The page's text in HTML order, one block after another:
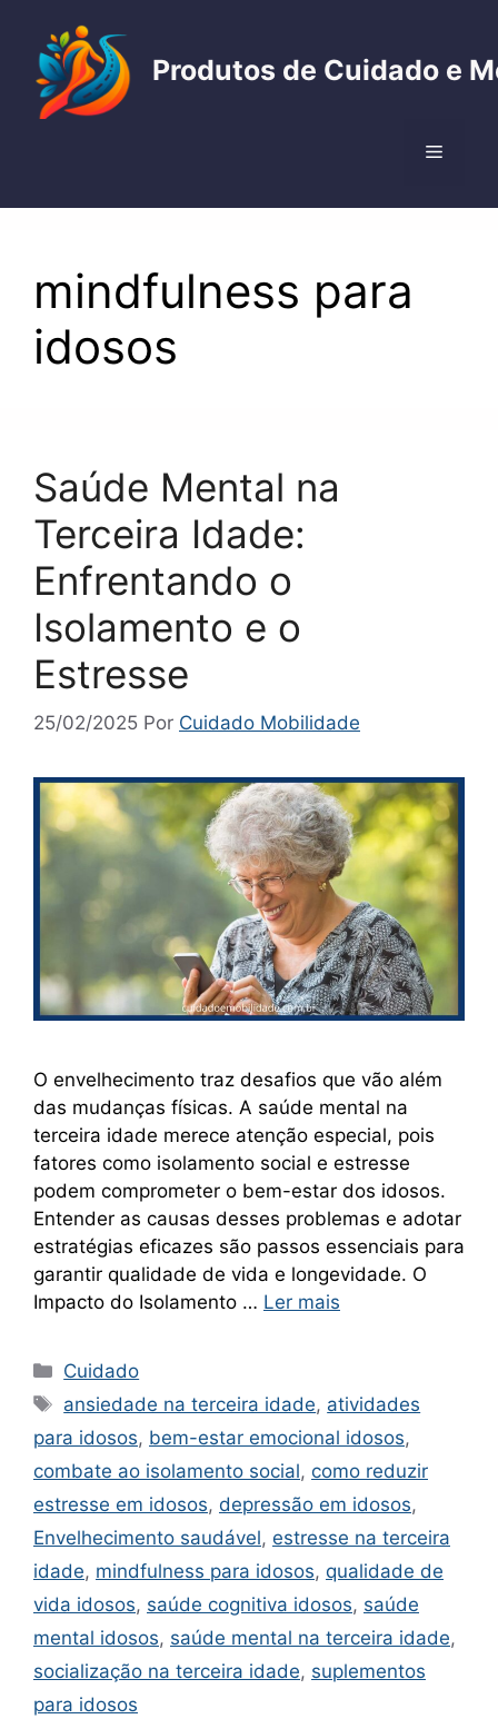
conteúdo
Produtos de Cuidado e
Menu
mindfulness para
idosos
Saúde Mental na
Terceira Idade:
Enfrentando o
Isolamento e o
Estresse
25/02/2025 Por Cuidado Mobilidade
O envelhecimento traz desafios que vão além
das mudanças físicas. A saúde mental na
terceira idade merece atenção especial, pois
fatores como isolamento social e estresse
podem comprometer o bem-estar dos idosos.
Entender as causas desses problemas e adotar
estratégias eficazes são passos essenciais para
garantir qualidade de vida e longevidade. O
Impacto do Isolamento … Ler mais
Categorias
Cuidado
Tags
ansiedade na terceira idade, atividades
para idosos, bem-estar emocional idosos,
combate ao isolamento social, como reduzir
estresse em idosos, depressão em idosos,
Envelhecimento saudável, estresse na terceira
idade, mindfulness para idosos, qualidade de
vida idosos, saúde cognitiva idosos, saúde
mental idosos, saúde mental na terceira idade,
socialização na terceira idade, suplementos
para idosos